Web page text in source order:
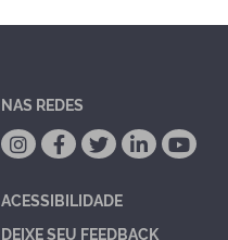
NAS REDES
ACESSIBILIDADE
DEIXE SEU FEEDBACK